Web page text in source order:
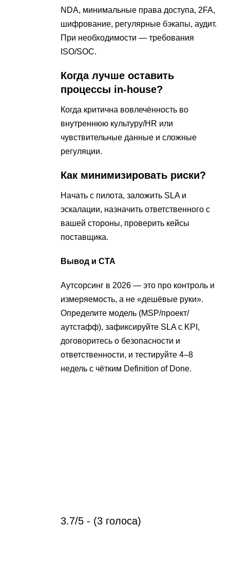
NDA, минимальные права доступа, 2FA,
шифрование, регулярные бэкапы, аудит.
При необходимости — требования
ISO/SOC.
Когда лучше оставить
процессы in-house?
Когда критична вовлечённость во
внутреннюю культуру/HR или
чувствительные данные и сложные
регуляции.
Как минимизировать риски?
Начать с пилота, заложить SLA и
эскалации, назначить ответственного с
вашей стороны, проверить кейсы
поставщика.
Вывод и CTA
Аутсорсинг в 2026 — это про контроль и
измеряемость, а не «дешёвые руки».
Определите модель (MSP/проект/
аутстафф), зафиксируйте SLA с KPI,
договоритесь о безопасности и
ответственности, и тестируйте 4–8
недель с чётким Definition of Done.
3.7/5 - (3 голоса)